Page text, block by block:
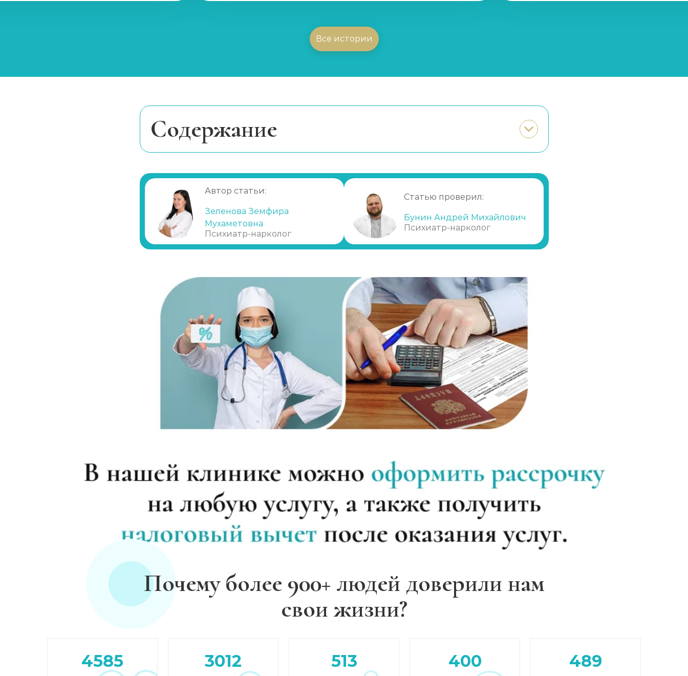
Все истории
Cодержание
Препараты и растворы для капельниц
Эффект от капельниц
Автор статьи:
Зеленова Земфира
Мухаметовна
Психиатр-нарколог
Статью проверил:
Бунин Андрей Михайлович
Психиатр-нарколог
Почему более 900+ людей доверили нам
свои жизни?
4585 3012 513 400 489